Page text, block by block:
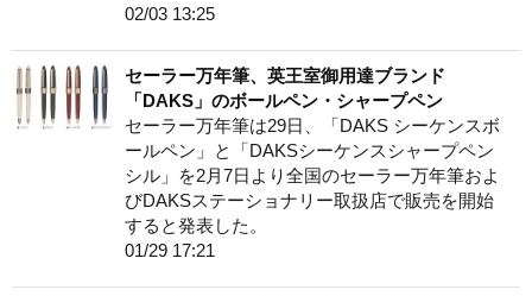
02/03 13:25
セーラー万年筆、英王室御用達ブランド
「DAKS」のボールペン・シャープペン
セーラー万年筆は29日、「DAKS シーケンスボ
ールペン」と「DAKSシーケンスシャープペン
シル」を2月7日より全国のセーラー万年筆およ
びDAKSステーショナリー取扱店で販売を開始
すると発表した。
01/29 17:21